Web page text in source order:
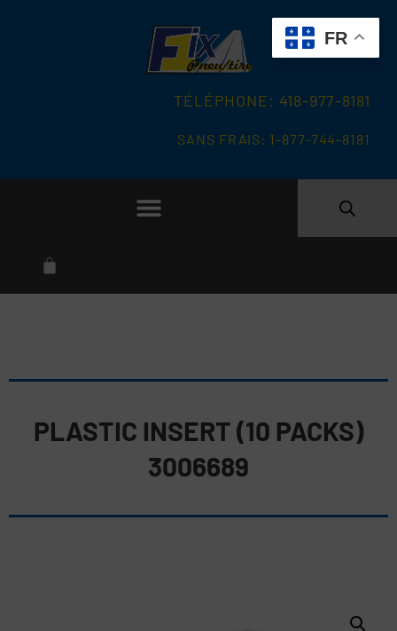
TÉLÉPHONE: 418-977-8181
SANS FRAIS: 1-877-744-8181
PLASTIC INSERT (10 PACKS)
3006689
FR